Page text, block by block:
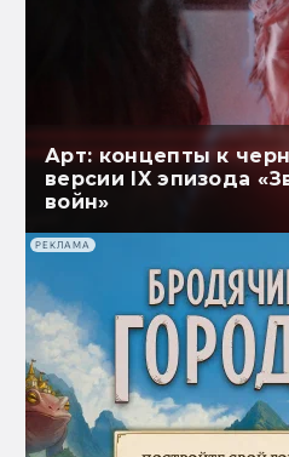
Арт: концепты к
версии IX эпизода
войн»
РЕКЛАМА